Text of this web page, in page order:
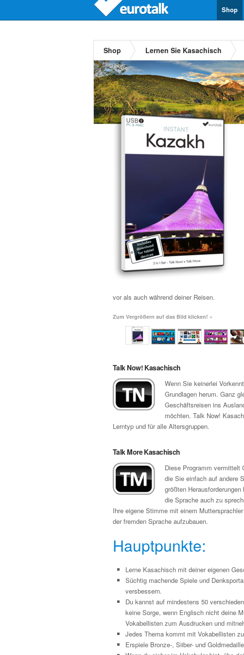
Shop
Shop Lernen Sie Kasachisch
vor als auch während deiner Reisen.
Zum Vergrößern auf das Bild klicken! »
Talk Now! Kasachisch
Wenn Sie keinerlei
Grundlagen herum. Ganz
Geschäftsreisen ins
möchten. Talk Now!
Lerntyp und für alle Altersgruppen.
Talk More Kasachisch
Diese Programm vermittelt
die Sie einfach auf andere
größten
die Sprache auch zu
Ihre eigene Stimme mit einem
der fremden Sprache aufzubauen.
Hauptpunkte:
Lerne Kasachisch mit deiner eigenen
Süchtig machende Spiele und
versbessern.
Du kannst auf mindestens 50
keine Sorge, wenn Englisch nicht deine
Vokabellisten zum Ausdrucken und
Jedes Thema kommt mit Vokabellisten
Erspiele Bronze-, Siiber- und